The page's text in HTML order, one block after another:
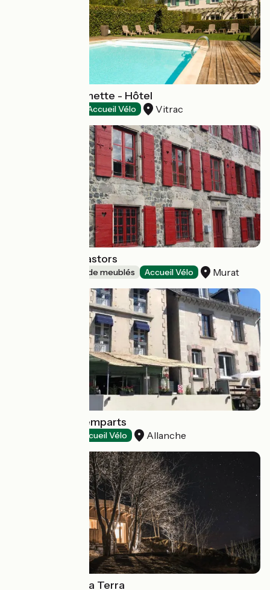
Auberge La Tomette - Hôtel
Accueil Vélo Vitrac
Le Relais des Castors
Gîtes et locations de meublés Accueil Vélo Murat
Le Relais des Remparts
Accueil Vélo Allanche
La Cabane d'Alta Terra